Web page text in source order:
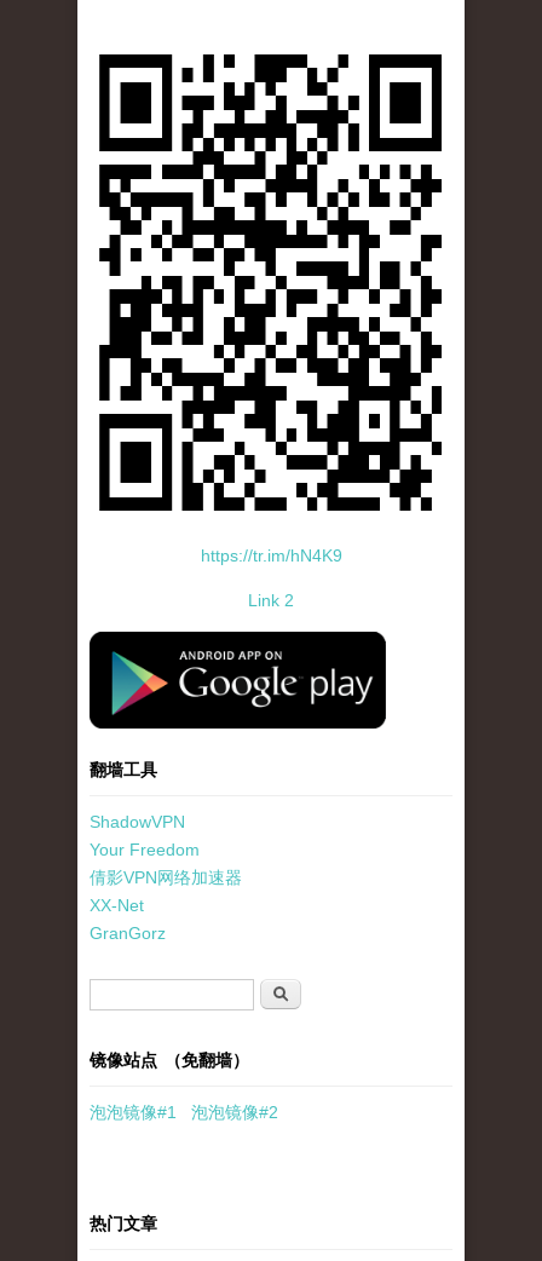
https://tr.im/hN4K9
Link 2
standard-icon-googleplay-app-store.png
翻墙工具
ShadowVPN
Your Freedom
倩影VPN网络加速器
XX-Net
GranGorz
搜索
镜像站点 （免翻墙）
泡泡镜像#1 泡泡镜像#2
热门文章